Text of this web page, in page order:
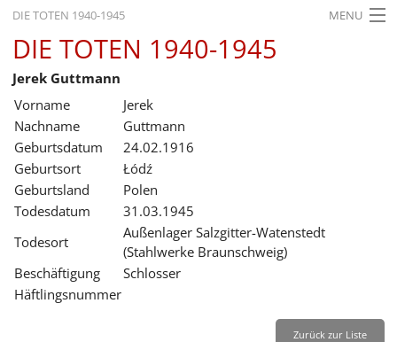
DIE TOTEN 1940-1945 MENU
STARTSEITE
AKTUELLES
AUSSTELLUNGEN
GESCHICHTE
BILDUNG
SERVICE
Deutsch Zurück
DIE TOTEN 1940-1945
Jerek Guttmann
Vorname
Jerek
Nachname
Guttmann
Geburtsdatum
24.02.1916
Geburtsort
Łódź
Geburtsland
Polen
Todesdatum
31.03.1945
Todesort
Außenlager Salzgitter-Watenstedt
(Stahlwerke Braunschweig)
Beschäftigung
Schlosser
Häftlingsnummer
Zurück zur Liste